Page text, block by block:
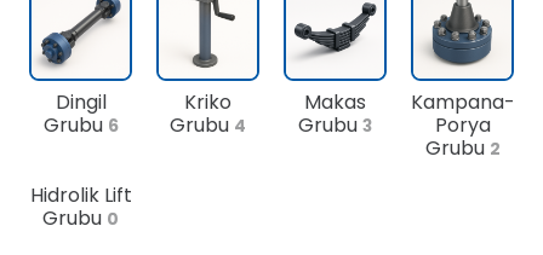
Dingil
Grubu 6
Kriko
Grubu 4
Makas
Grubu 3
Kampana-
Porya
Grubu 2
Hidrolik Lift
Grubu 0